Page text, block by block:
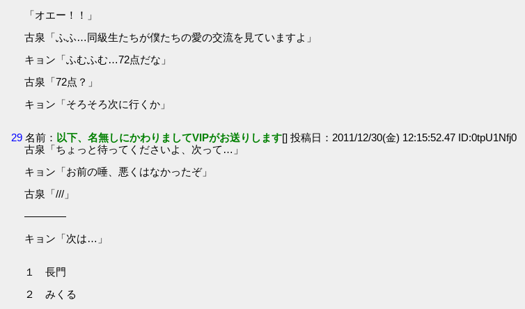
「オエー！！」
古泉「ふふ…同級生たちが僕たちの愛の交流を見ていますよ」
キョン「ふむふむ…72点だな」
古泉「72点？」
キョン「そろそろ次に行くか」
29 名前： 以下、名無しにかわりましてVIPがお送りします[] 投稿日：2011/12/30(金) 12:15:52.47 ID:0tpU1Nfj0
古泉「ちょっと待ってくださいよ、次って…」
キョン「お前の唾、悪くはなかったぞ」
古泉「///」
――――
キョン「次は…」
１ 長門
２ みくる